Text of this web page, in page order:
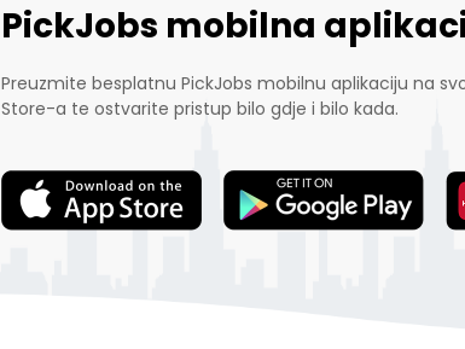
PickJobs mobilna
Preuzmite besplatnu PickJobs mobilnu aplikaciju na
Store-a te ostvarite pristup bilo gdje i bilo kada.